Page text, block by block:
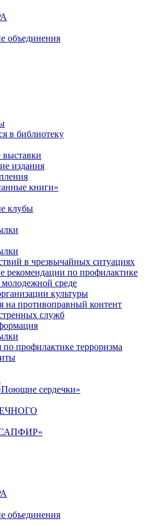
объединения
в библиотеку
издания
книги»
клубы
в чрезвычайных ситуациях
рекомендации по профилактике
молодежной среде
культуры
на противоправный контент
служб
профилактике терроризма
сердечки»
объединения